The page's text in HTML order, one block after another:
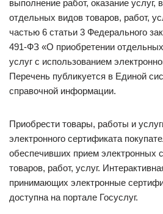
выполнение работ, оказание
отдельных видов товаров, работ,
частью 6 статьи 3 Федерального
491-ФЗ «О приобретении
услуг с использованием
Перечень публикуется в Единой
справочной информации.
Приобрести товары, работы и
электронного сертификата
обеспечивших прием электронных
товаров, работ, услуг.
принимающих электронные
доступна на портале Госуслуг.